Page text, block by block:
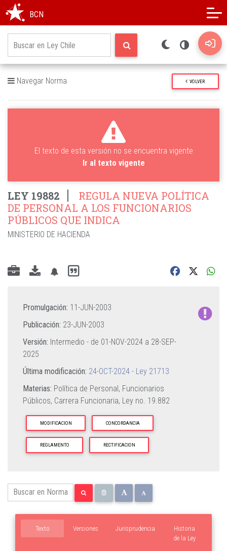
BCN
Navegar Norma VOLVER
El texto de esta versión no se encuentra vigente
Ir al texto vigente
LEY 19882
REGULA NUEVA POLÍTICA
DE PERSONAL A LOS FUNCIONARIOS
PÚBLICOS QUE INDICA
MINISTERIO DE HACIENDA
Promulgación: 11-JUN-2003
Publicación: 23-JUN-2003
Versión: Intermedio - de 01-NOV-2024 a 28-SEP-
2025
Última modificación: 24-OCT-2024 - Ley 21713
Materias: Política de Personal, Funcionarios
Públicos, Carrera Funcionaria, Ley no. 19.882
MODIFICACION CONCORDANCIA
REGLAMENTO RECTIFICACION
Texto Versiones Jurisprudencia
Historia
de la Ley